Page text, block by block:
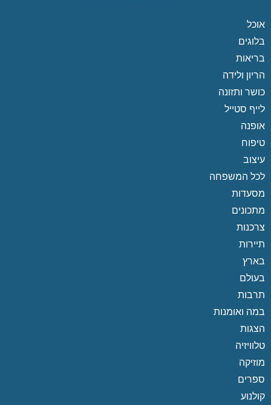
אוכל
בלוגים
בריאות
הריון ולידה
כושר ותזונה
לייף סטייל
אופנה
טיפוח
עיצוב
לכל המשפחה
מסעדות
מתכונים
צרכנות
תיירות
בארץ
בעולם
תרבות
במה ואומנות
הצגות
טלוויזיה
מוזיקה
ספרים
קולנוע